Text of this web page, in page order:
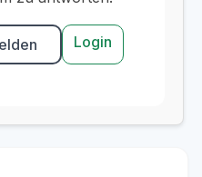
Login